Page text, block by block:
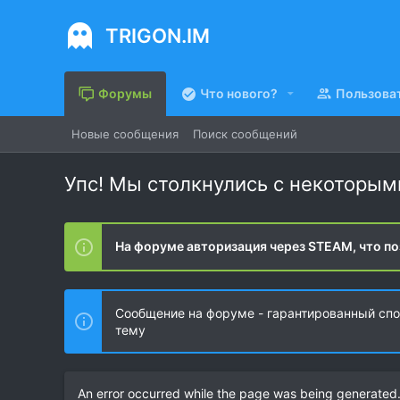
TRIGON.IM
Форумы Что нового?
Новые сообщения Поиск сообщений
Упс! Мы столкнулись с
На форуме авторизация через STEAM, что
Сообщение на форуме - гарантированный
тему
An error occurred while the page was being